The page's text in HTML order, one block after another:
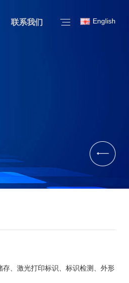
English
联系我们
、激光打印标识、标识检测、外形